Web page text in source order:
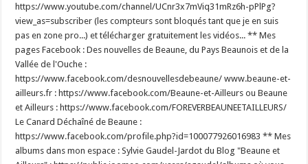
https://www.youtube.com/channel/UCnr3x7mViq31mRz6h-pPlPg?
view_as=subscriber (les compteurs sont bloqués tant que je en suis
pas en zone pro...) et télécharger gratuitement les vidéos... ** Mes
pages Facebook : Des nouvelles de Beaune, du Pays Beaunois et de la
Vallée de l'Ouche :
https://www.facebook.com/desnouvellesdebeaune/ www.beaune-et-
ailleurs.fr : https://www.facebook.com/Beaune-et-Ailleurs ou Beaune
et Ailleurs : https://www.facebook.com/FOREVERBEAUNEETAILLEURS/
Le Canard Déchaîné de Beaune :
https://www.facebook.com/profile.php?id=100077926016983 ** Mes
albums dans mon espace : Sylvie Gaudel-Jardot du Blog "Beaune et